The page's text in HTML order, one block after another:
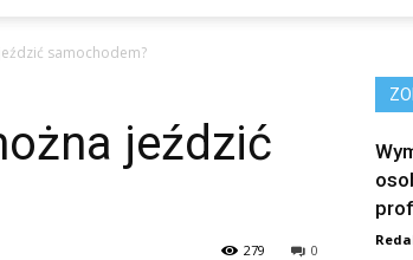
samochodem?
jeździć
0
279